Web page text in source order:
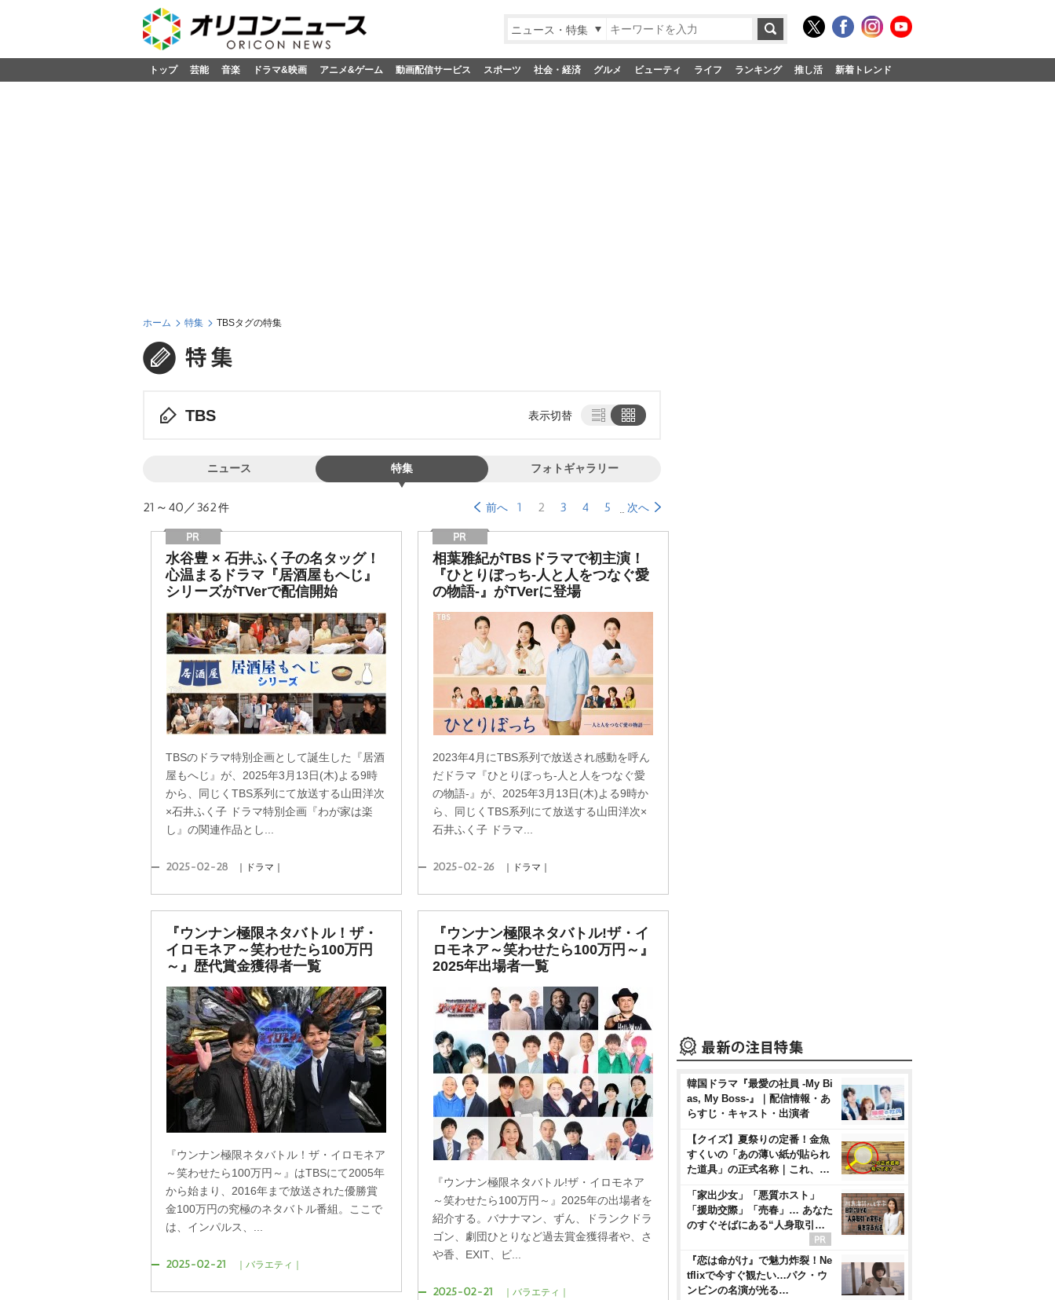
ニュース・特集
トップ 芸能 音楽 ドラマ&映画 アニメ&ゲーム 動画配信サービス スポーツ 社会・経済 グルメ ビューティ ライフ ランキング 推し活 新着トレンド
ホーム 特集 TBSタグの特集
TBS 表示切替
ニュース 特集 フォトギャラリー
21～40／362件 前へ 1 2 3 4 5 次へ
水谷豊 × 石井ふく子の名タッグ！
心温まるドラマ『居酒屋もへじ』
シリーズがTVerで配信開始
TBSのドラマ特別企画として誕生した『居酒
屋もへじ』が、2025年3月13日(木)よる9時
から、同じくTBS系列にて放送する山田洋次
×石井ふく子 ドラマ特別企画『わが家は楽
し』の関連作品とし...
2025-02-28 ｜ドラマ｜
相葉雅紀がTBSドラマで初主演！
『ひとりぼっち-人と人をつなぐ愛
の物語-』がTVerに登場
2023年4月にTBS系列で放送され感動を呼ん
だドラマ『ひとりぼっち-人と人をつなぐ愛
の物語-』が、2025年3月13日(木)よる9時か
ら、同じくTBS系列にて放送する山田洋次×
石井ふく子 ドラマ...
2025-02-26 ｜ドラマ｜
『ウンナン極限ネタバトル！ザ・
イロモネア～笑わせたら100万円
～』歴代賞金獲得者一覧
『ウンナン極限ネタバトル！ザ・イロモネア
～笑わせたら100万円～』はTBSにて2005年
から始まり、2016年まで放送された優勝賞
金100万円の究極のネタバトル番組。ここで
は、インパルス、...
2025-02-21 ｜バラエティ｜
『ウンナン極限ネタバトル!ザ・イ
ロモネア～笑わせたら100万円～』
2025年出場者一覧
『ウンナン極限ネタバトル!ザ・イロモネア
～笑わせたら100万円～』2025年の出場者を
紹介する。バナナマン、ずん、ドランクドラ
ゴン、劇団ひとりなど過去賞金獲得者や、さ
香、EXIT、ビ...
2025-02-21 ｜バラエティ｜
韓国ドラマ『最愛の社員 -My Bi
as, My Boss-』｜配信情報・あ
らすじ・キャスト・出演者
【クイズ】夏祭りの定番！金魚
すくいの「あの薄い紙が貼られ
た道具」の正式名称｜これ、…
「家出少女」「悪質ホスト」
「援助交際」「売春」… あなた
のすぐそばにある“人身取引…
『恋は命がけ』で魅力炸裂！Ne
tflixで今すぐ観たい…パク・ウ
ンビンの名演が光る…